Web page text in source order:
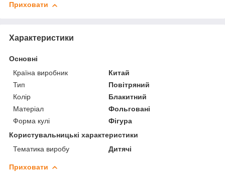
Приховати
Характеристики
Основні
Країна виробник
Китай
Тип
Повітряний
Колір
Блакитний
Матеріал
Фольговані
Форма кулі
Фігура
Користувальницькі характеристики
Тематика виробу
Дитячі
Приховати